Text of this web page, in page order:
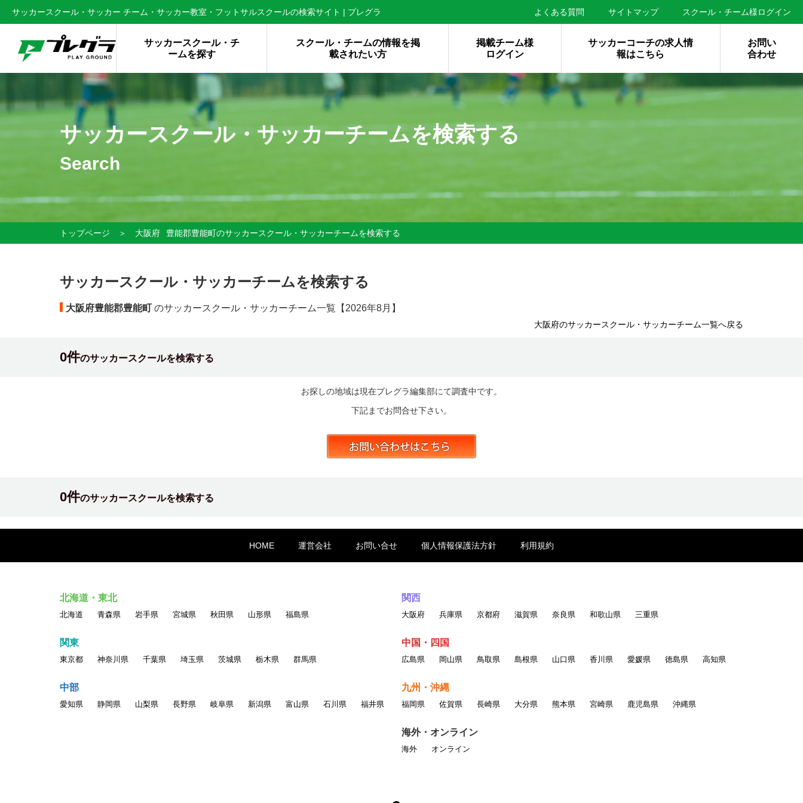
サッカースクール・サッカー チーム・サッカー教室・フットサルスクールの検索サイト | プレグラ よくある質問 サイトマップ スクール・チーム様ログイン
サッカースクール・チ
ームを探す
スクール・チームの情報を掲
載されたい方
掲載チーム様
ログイン
サッカーコーチの求人情
報はこちら
お問い
合わせ
サッカースクール・サッカーチームを検索する
Search
トップページ ＞ 大阪府 豊能郡豊能町のサッカースクール・サッカーチームを検索する
サッカースクール・サッカーチームを検索する
大阪府豊能郡豊能町 のサッカースクール・サッカーチーム一覧【 2026年8月】
大阪府のサッカースクール・サッカーチーム一覧へ戻る
0件のサッカースクールを検索する
お探しの地域は現在プレグラ編集部にて調査中です。
下記までお問合せ下さい。
0件のサッカースクールを検索する
HOME 運営会社 お問い合せ 個人情報保護法方針 利用規約
北海道・東北
北海道 青森県 岩手県 宮城県 秋田県 山形県 福島県
関東
東京都 神奈川県 千葉県 埼玉県 茨城県 栃木県 群馬県
中部
愛知県 静岡県 山梨県 長野県 岐阜県 新潟県 富山県 石川県 福井県
関西
大阪府 兵庫県 京都府 滋賀県 奈良県 和歌山県 三重県
中国・四国
広島県 岡山県 鳥取県 島根県 山口県 香川県 愛媛県 徳島県 高知県
九州・沖縄
福岡県 佐賀県 長崎県 大分県 熊本県 宮崎県 鹿児島県 沖縄県
海外・オンライン
海外 オンライン